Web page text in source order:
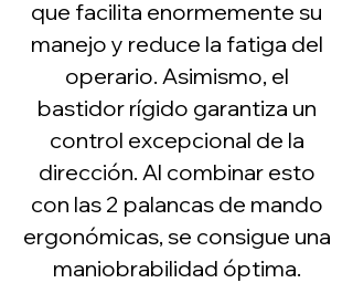
que facilita enormemente su
manejo y reduce la fatiga del
operario. Asimismo, el
bastidor rígido garantiza un
control excepcional de la
dirección. Al combinar esto
con las 2 palancas de mando
ergonómicas, se consigue una
maniobrabilidad óptima.